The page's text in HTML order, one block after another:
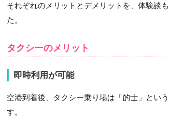
それぞれのメリットとデメリットを、体験談
た。
タクシーのメリット
即時利用が可能
空港到着後、タクシー乗り場は「的士」とい
す。